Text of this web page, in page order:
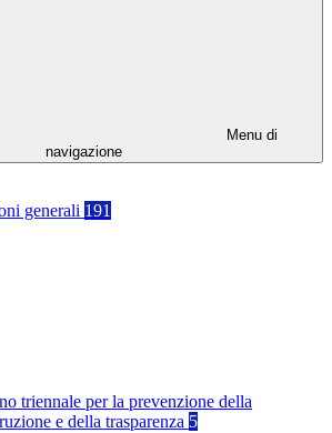
Menu di
navigazione
generali 191
triennale per la prevenzione della
e della trasparenza 5